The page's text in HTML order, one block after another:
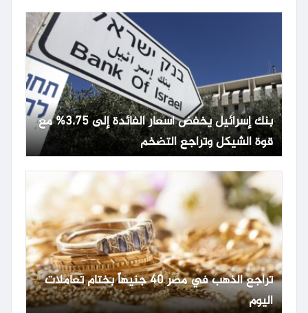
بنك إسرائيل يخفض أسعار الفائدة إلى 3.75% مع
قوة الشيكل وتراجع التضخم
تراجع الذهب في مصر 40 جنيهاً بختام تعاملات
اليوم